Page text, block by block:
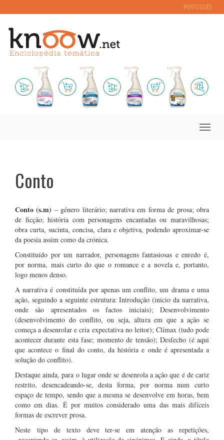
PORTUGUÊS
Toggle
Conto
Conto (s.m) – género literário; narrativa em forma de prosa; obra
de ficção; história com personagens encantadas ou maravilhosas;
obra curta, sucinta, concisa, clara e objetiva, podendo aproximar-se
da poesia assim como da crónica.
Constituído por um narrador, personagens fantasiosas e enredo é,
por norma, mais curto do que o romance e a novela e, portanto,
logo menos denso.
A narrativa é constituída por apenas um conflito, um drama e uma
ação, seguindo a seguinte estrutura: Introdução (inicio da narrativa,
onde são apresentados os factos iniciais); Desenvolvimento
(desenvolvimento do conflito, ou seja, altura em que a ação se
começa a desenrolar e cria expectativa no leitor); Clímax (tudo pode
acontecer durante esta fase; momento de tensão); Desfecho (é aqui
que acontece o final do conto, da história e onde é apresentada a
solução do conflito).
Destaque ainda, para o lugar onde se desenrola a ação que é de cariz
restrito, desencadeando-se, desta forma, por norma num curto
espaço de tempo, sendo que a mesma se desenvolve em horas, bem
como em dias. É por muitos considerado uma das mais difíceis
formas de escrever prosa.
Neste tipo de texto deve ter-se em atenção as repetições,